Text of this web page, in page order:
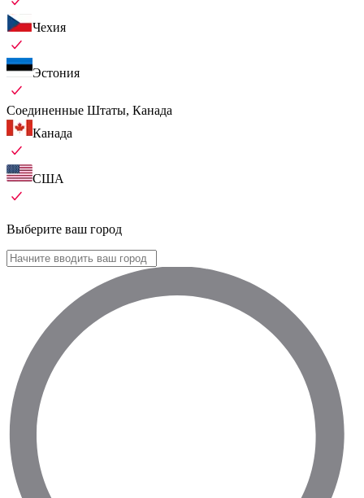
Чехия
Эстония
Соединенные Штаты, Канада
Канада
США
Выберите ваш город